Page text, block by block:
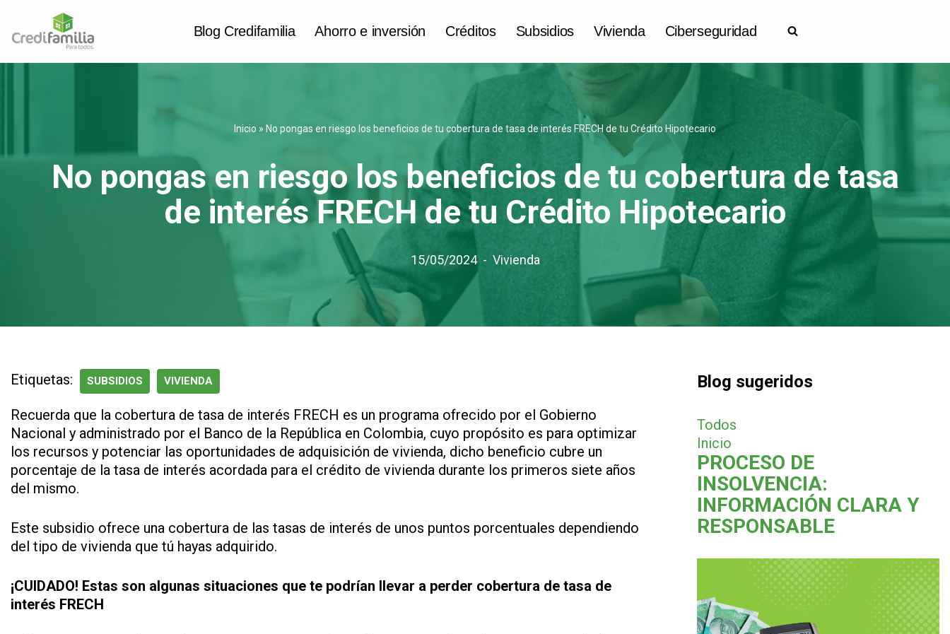
Saltar
Blog Credifamilia Ahorro e inversión Créditos Subsidios Vivienda Ciberseguridad
Inicio » No pongas en riesgo los beneficios de tu cobertura de tasa de interés FRECH de tu Crédito Hipotecario
No pongas en riesgo los beneficios de tu cobertura de tasa
de interés FRECH de tu Crédito Hipotecario
15/05/2024 Vivienda
Etiquetas: SUBSIDIOS VIVIENDA
Recuerda que la cobertura de tasa de interés FRECH es un programa ofrecido por el Gobierno
Nacional y administrado por el Banco de la República en Colombia, cuyo propósito es para optimizar
los recursos y potenciar las oportunidades de adquisición de vivienda, dicho beneficio cubre un
porcentaje de la tasa de interés acordada para el crédito de vivienda durante los primeros siete años
del mismo.
Este subsidio ofrece una cobertura de las tasas de interés de unos puntos porcentuales dependiendo
del tipo de vivienda que tú hayas adquirido.
¡CUIDADO! Estas son algunas situaciones que te podrían llevar a perder cobertura de tasa de
interés FRECH
Blog sugeridos
Todos
Inicio
PROCESO DE
INSOLVENCIA:
INFORMACIÓN CLARA Y
RESPONSABLE